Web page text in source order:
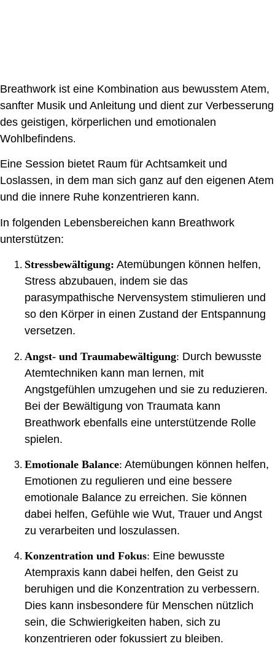
Breathwork ist eine Kombination aus bewusstem Atem,
sanfter Musik und Anleitung und dient zur Verbesserung
des geistigen, körperlichen und emotionalen
Wohlbefindens.
Eine Session bietet Raum für Achtsamkeit und
Loslassen, in dem man sich ganz auf den eigenen Atem
und die innere Ruhe konzentrieren kann.
In folgenden Lebensbereichen kann Breathwork
unterstützen:
Stressbewältigung: Atemübungen können helfen,
Stress abzubauen, indem sie das
parasympathische Nervensystem stimulieren und
so den Körper in einen Zustand der Entspannung
versetzen.
Angst- und Traumabewältigung: Durch bewusste
Atemtechniken kann man lernen, mit
Angstgefühlen umzugehen und sie zu reduzieren.
Bei der Bewältigung von Traumata kann
Breathwork ebenfalls eine unterstützende Rolle
spielen.
Emotionale Balance: Atemübungen können helfen,
Emotionen zu regulieren und eine bessere
emotionale Balance zu erreichen. Sie können
dabei helfen, Gefühle wie Wut, Trauer und Angst
zu verarbeiten und loszulassen.
Konzentration und Fokus: Eine bewusste
Atempraxis kann dabei helfen, den Geist zu
beruhigen und die Konzentration zu verbessern.
Dies kann insbesondere für Menschen nützlich
sein, die Schwierigkeiten haben, sich zu
konzentrieren oder fokussiert zu bleiben.